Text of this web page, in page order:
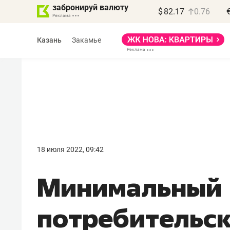
забронируй валюту $ 82.17 0.76
Казань Закамье
18 июля 2022, 09:42
Минимальный